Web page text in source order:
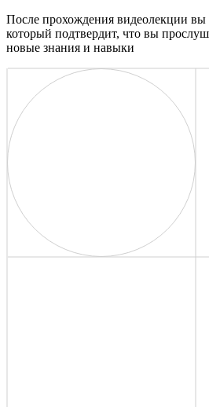
После прохождения видеолекции вы
который подтвердит, что вы
новые знания и навыки